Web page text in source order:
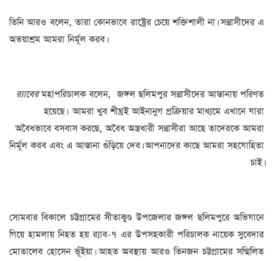
তিনি আরও বলেন, তারা কোনভাবে রাষ্ট্রের চেয়ে শক্তিশালী না। সন্ত্রাসীদের এ
অভয়াশ্রম আমরা নির্মূল করব।
র‌্যাবেরমহাপরিচালক বলেন, জঙ্গল ছলিমপুর সন্ত্রাসীদের আস্তানায় পরিণত
হয়েছে। আমরা খুব শীঘ্রই আইনানুগ প্রক্রিয়ার মাধ্যমে এখানে যারা
অবৈধভাবে বসবাস করছে, অবৈধ অস্ত্রধারী সন্ত্রাসীরা আছে তাদেরকে আমরা
নির্মূল করব এবং এ আস্তানা গুঁড়িয়ে দেব। আপনাদের কাছে আমরা সহযোহিতা
চাই।
সোমবার বিকালে চট্টগ্রামের সীতাকুণ্ড উপজেলার জঙ্গল ছলিমপুরে অভিযানে
গিয়ে হামলায় নিহত হয় র‌্যাব-৭ এর উপসহকারী পরিচালক নায়েক সুবেদার
মোতালেব হোসেন ভূঁইয়া। আহত অবস্থায় আরও তিনজন চট্টগ্রামের সম্মিলিত